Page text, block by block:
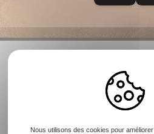
Nous utilisons des cookies pour